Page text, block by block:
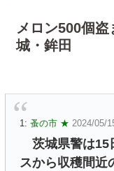
メロン500個
城・鉾田
1: 蚤の市 ★ 2024/05/
茨城県警は15
スから収穫間近